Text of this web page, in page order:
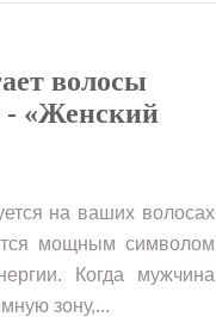
волосы
- «Женский
на ваших волосах
мощным символом
Когда мужчина
зону,...